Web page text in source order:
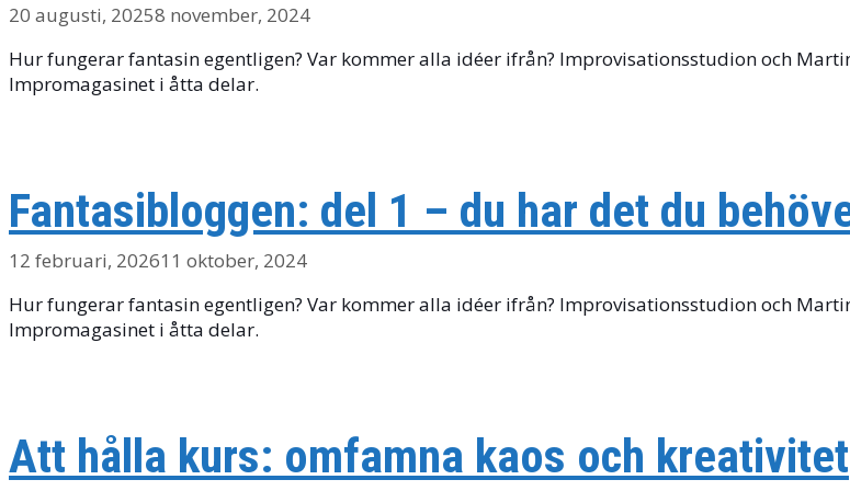
20 augusti, 20258 november, 2024
Hur fungerar fantasin egentligen? Var kommer alla idéer ifrån? Improvisationsstudion och
Impromagasinet i åtta delar.
Fantasibloggen: del 1 – du har det du
12 februari, 202611 oktober, 2024
Hur fungerar fantasin egentligen? Var kommer alla idéer ifrån? Improvisationsstudion och
Impromagasinet i åtta delar.
Att hålla kurs: omfamna kaos och kreativitet